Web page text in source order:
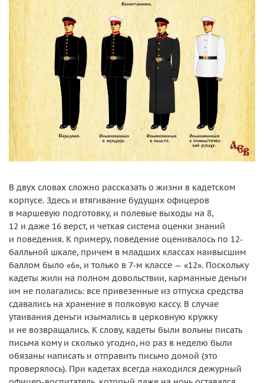
В двух словах сложно рассказать о жизни в кадетском
корпусе. Здесь и втягивание будущих офицеров
в маршевую подготовку, и полевые выходы на 8,
12 и даже 16 верст, и четкая система оценки знаний
и поведения. К примеру, поведение оценивалось по 12-
балльной шкале, причем в младших классах наивысшим
баллом было «6», и только в 7-м классе — «12». Поскольку
кадеты жили на полном довольствии, карманные деньги
им не полагались: все привезенные из отпуска средства
сдавались на хранение в полковую кассу. В случае
утаивания деньги изымались в церковную кружку
и не возвращались. К слову, кадеты были вольны писать
письма кому и сколько угодно, но раз в неделю были
обязаны написать и отправить письмо домой (это
проверялось). При кадетах всегда находился дежурный